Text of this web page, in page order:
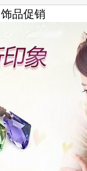
饰品促销